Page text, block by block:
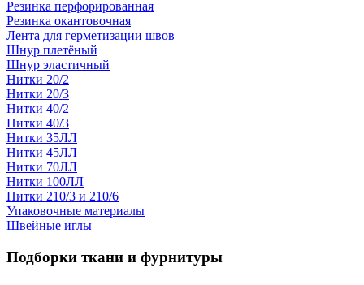
Резинка перфорированная
Резинка окантовочная
Лента для герметизации швов
Шнур плетёный
Шнур эластичный
Нитки 20/2
Нитки 20/3
Нитки 40/2
Нитки 40/3
Нитки 35ЛЛ
Нитки 45ЛЛ
Нитки 70ЛЛ
Нитки 100ЛЛ
Нитки 210/3 и 210/6
Упаковочные материалы
Швейные иглы
Подборки ткани и фурнитуры